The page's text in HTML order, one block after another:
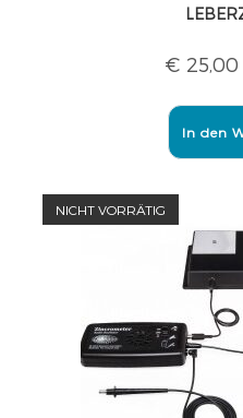
€ 25,00
In den
NICHT VORRÄTIG